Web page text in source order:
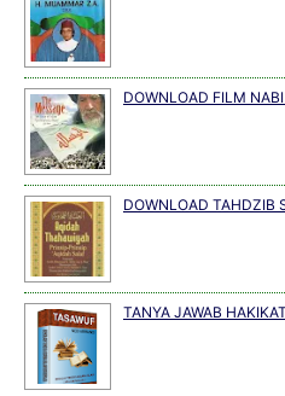
DOWNLOAD FILM
DOWNLOAD TAHDZIB
TANYA JAWAB